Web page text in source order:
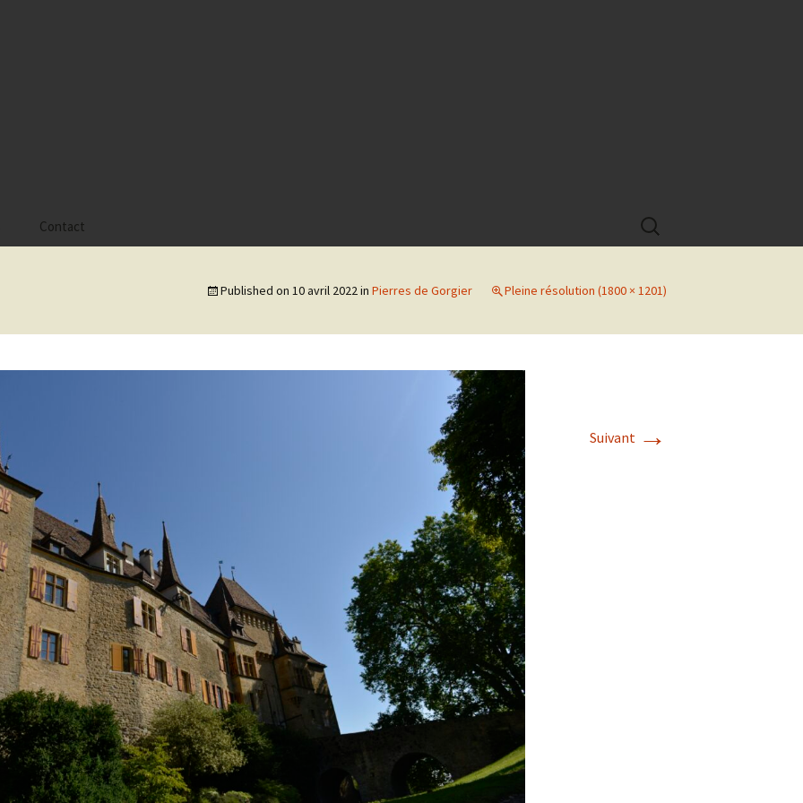
Tom Mac Gregor
Contact
Rechercher :
Published on 10 avril 2022in Pierres de Gorgier Pleine résolution (1800 × 1201)
Suivant →